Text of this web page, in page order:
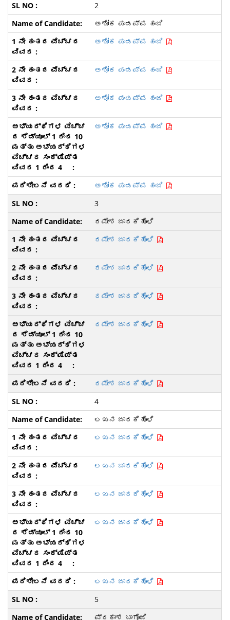
2
ಅಶೋಕ ಪಂಡಪ್ಪ ಹಂಜಿ
ಅಶೋಕ ಪಂಡಪ್ಪ ಹಂಜಿ
ಅಶೋಕ ಪಂಡಪ್ಪ ಹಂಜಿ
ಅಶೋಕ ಪಂಡಪ್ಪ ಹಂಜಿ
ಅಶೋಕ ಪಂಡಪ್ಪ ಹಂಜಿ
ಅಶೋಕ ಪಂಡಪ್ಪ ಹಂಜಿ
3
ರಮೇಶ ಜಾರಕಿಹೊಳಿ
ರಮೇಶ ಜಾರಕಿಹೊಳಿ
ರಮೇಶ ಜಾರಕಿಹೊಳಿ
ರಮೇಶ ಜಾರಕಿಹೊಳಿ
ರಮೇಶ ಜಾರಕಿಹೊಳಿ
ರಮೇಶ ಜಾರಕಿಹೊಳಿ
4
ಲಖನ ಜಾರಕಿಹೊಳಿ
ಲಖನ ಜಾರಕಿಹೊಳಿ
ಲಖನ ಜಾರಕಿಹೊಳಿ
ಲಖನ ಜಾರಕಿಹೊಳಿ
ಲಖನ ಜಾರಕಿಹೊಳಿ
ಲಖನ ಜಾರಕಿಹೊಳಿ
5
ಪ್ರಕಾಶ ಬಾಗೊಜಿ